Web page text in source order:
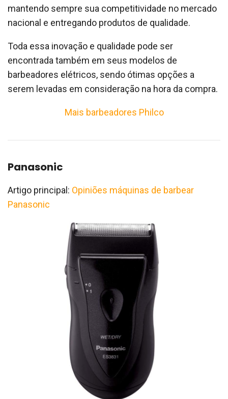
mantendo sempre sua competitividade no mercado
nacional e entregando produtos de qualidade.
Toda essa inovação e qualidade pode ser
encontrada também em seus modelos de
barbeadores elétricos, sendo ótimas opções a
serem levadas em consideração na hora da compra.
Mais barbeadores Philco
Panasonic
Artigo principal: Opiniões máquinas de barbear
Panasonic